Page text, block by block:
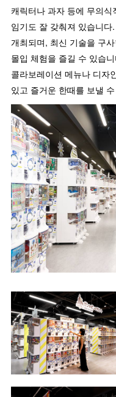
캐릭터나 과자 등에 무의
임기도 잘 갖춰져 있습니
개최되며, 최신 기술을 구
몰입 체험을 즐길 수 있습
콜라보레이션 메뉴나 디자
있고 즐거운 한때를 보낼